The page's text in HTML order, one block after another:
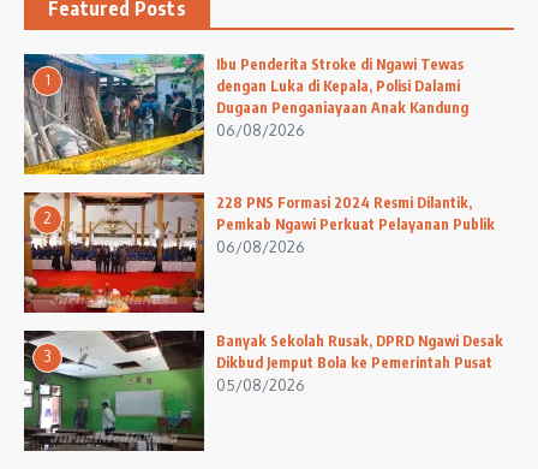
Featured Posts
1
Ibu Penderita Stroke di Ngawi Tewas
dengan Luka di Kepala, Polisi Dalami
Dugaan Penganiayaan Anak Kandung
06/08/2026
2
228 PNS Formasi 2024 Resmi Dilantik,
Pemkab Ngawi Perkuat Pelayanan Publik
06/08/2026
3
Banyak Sekolah Rusak, DPRD Ngawi Desak
Dikbud Jemput Bola ke Pemerintah Pusat
05/08/2026